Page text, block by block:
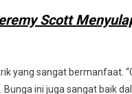
Scott
yang sangat bermanfaat.
ini juga sangat baik